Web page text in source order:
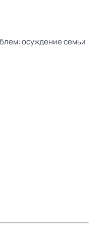
осуждение семьи